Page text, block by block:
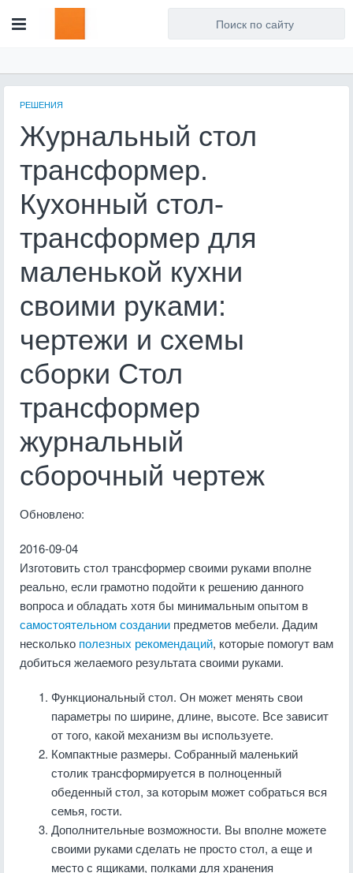
РЕШЕНИЯ
Журнальный стол
трансформер.
Кухонный стол-
трансформер для
маленькой кухни
своими руками:
чертежи и схемы
сборки Стол
трансформер
журнальный
сборочный чертеж
Обновлено:
2016-09-04
Изготовить стол трансформер своими руками вполне
реально, если грамотно подойти к решению данного
вопроса и обладать хотя бы минимальным опытом в
самостоятельном создании предметов мебели. Дадим
несколько полезных рекомендаций, которые помогут вам
добиться желаемого результата своими руками.
Функциональный стол. Он может менять свои
параметры по ширине, длине, высоте. Все зависит
от того, какой механизм вы используете.
Компактные размеры. Собранный маленький
столик трансформируется в полноценный
обеденный стол, за которым может собраться вся
семья, гости.
Дополнительные возможности. Вы вполне можете
своими руками сделать не просто стол, а еще и
место с ящиками, полками для хранения
Для любых предложений по
сайту: artist71@cp9.ru